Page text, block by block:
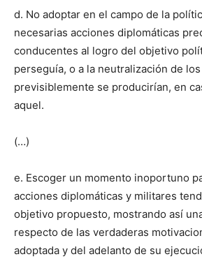
d. No adoptar en el campo de la
necesarias acciones diplomáticas
conducentes al logro del objetivo
perseguía, o a la neutralización de
previsiblemente se producirían, en
aquel.
(…)
e. Escoger un momento inoportuno
acciones diplomáticas y militares
objetivo propuesto, mostrando así
respecto de las verdaderas
adoptada y del adelanto de su